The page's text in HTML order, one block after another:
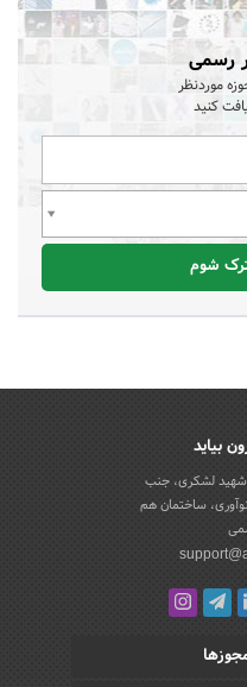
رسمی
موردنظر
کنید
شوم
بیاید
شهید لشکری، جنب
ساختمان هم